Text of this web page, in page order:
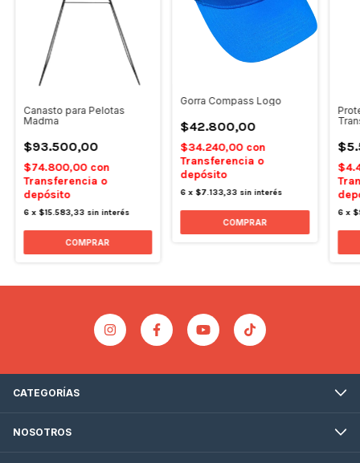
Canasto para Pelotas
Madma
$93.500,00
$74.800,00 con
Transferencia o
depósito
6 x $15.583,33 sin interés
COMPRAR
Gorra Compass Logo
$42.800,00
$34.240,00 con
Transferencia o
depósito
6 x$7.133,33 sin interés
COMPRAR
6 x
CATEGORÍAS
NOSOTROS